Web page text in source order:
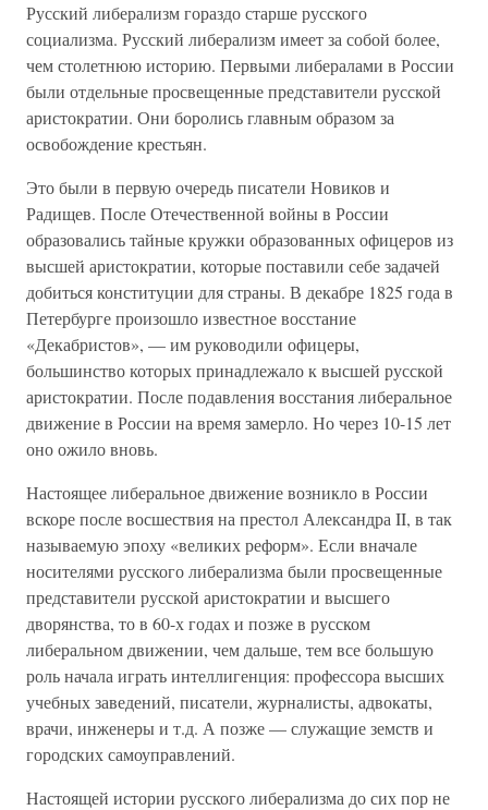
Русский либерализм гораздо старше русского
социализма. Русский либерализм имеет за собой более,
чем столетнюю историю. Первыми либералами в России
были отдельные просвещенные представители русской
аристократии. Они боролись главным образом за
освобождение крестьян.
Это были в первую очередь писатели Новиков и
Радищев. После Отечественной войны в России
образовались тайные кружки образованных офицеров из
высшей аристократии, которые поставили себе задачей
добиться конституции для страны. В декабре 1825 года в
Петербурге произошло известное восстание
«Декабристов», — им руководили офицеры,
большинство которых принадлежало к высшей русской
аристократии. После подавления восстания либеральное
движение в России на время замерло. Но через 10-15 лет
оно ожило вновь.
Настоящее либеральное движение возникло в России
вскоре после восшествия на престол Александра II, в так
называемую эпоху «великих реформ». Если вначале
носителями русского либерализма были просвещенные
представители русской аристократии и высшего
дворянства, то в 60-х годах и позже в русском
либеральном движении, чем дальше, тем все большую
роль начала играть интеллигенция: профессора высших
учебных заведений, писатели, журналисты, адвокаты,
врачи, инженеры и т.д. А позже — служащие земств и
городских самоуправлений.
Настоящей истории русского либерализма до сих пор не